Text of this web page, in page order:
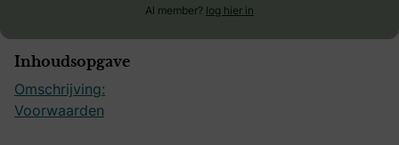
Al member? log hier in
Inhoudsopgave
Omschrijving:
Voorwaarden